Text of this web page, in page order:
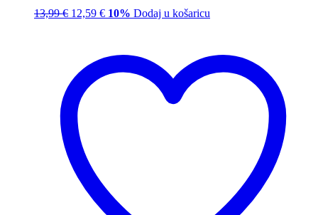
13,99€ 12,59 € 10% Dodaj u košaricu